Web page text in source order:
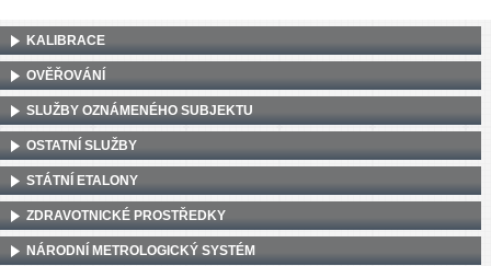
KALIBRACE
OVĚŘOVÁNÍ
SLUŽBY OZNÁMENÉHO SUBJEKTU
OSTATNÍ SLUŽBY
STÁTNÍ ETALONY
ZDRAVOTNICKÉ PROSTŘEDKY
NÁRODNÍ METROLOGICKÝ SYSTÉM